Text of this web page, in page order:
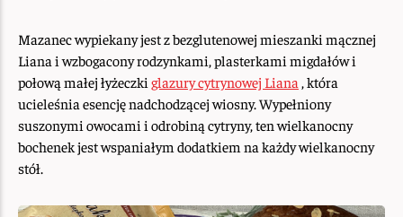
Mazanec wypiekany jest z bezglutenowej mieszanki mącznej
Liana i wzbogacony rodzynkami, plasterkami migdałów i
połową małej łyżeczki glazury cytrynowej Liana , która
ucieleśnia esencję nadchodzącej wiosny. Wypełniony
suszonymi owocami i odrobiną cytryny, ten wielkanocny
bochenek jest wspaniałym dodatkiem na każdy wielkanocny
stół.